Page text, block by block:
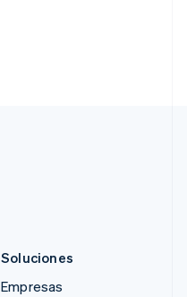
Soluciones
Empresas